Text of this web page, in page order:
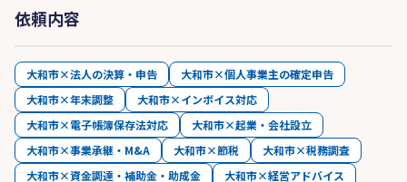
依頼内容
大和市×法人の決算・申告
大和市×個人事業主の確定申告
大和市×年末調整
大和市×インボイス対応
大和市×電子帳簿保存法対応
大和市×起業・会社設立
大和市×事業承継・M&A
大和市×節税
大和市×税務調査
大和市×資金調達・補助金・助成金
大和市×経営アドバイス